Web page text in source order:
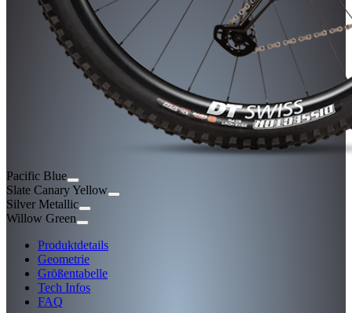
Pacific Blue
Slate Canary Yellow
Silver Metallic
Willow Green
Produktdetails
Geometrie
Größentabelle
Tech Infos
FAQ